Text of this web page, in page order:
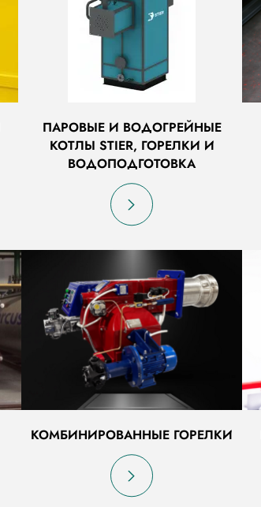
ПАРОВЫЕ И ВОДОГРЕЙНЫЕ
КОТЛЫ STIER, ГОРЕЛКИ И
ВОДОПОДГОТОВКА
КОМБИНИРОВАННЫЕ ГОРЕЛКИ